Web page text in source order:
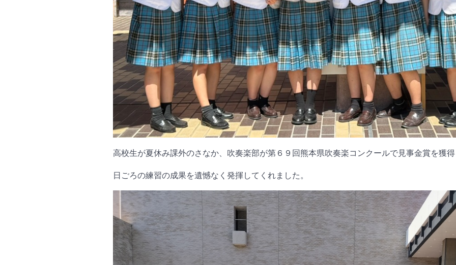
高校生が夏休み課外のさなか、吹奏楽部が第６９回熊本県吹奏楽コンクールで見事金賞を獲
日ごろの練習の成果を遺憾なく発揮してくれました。